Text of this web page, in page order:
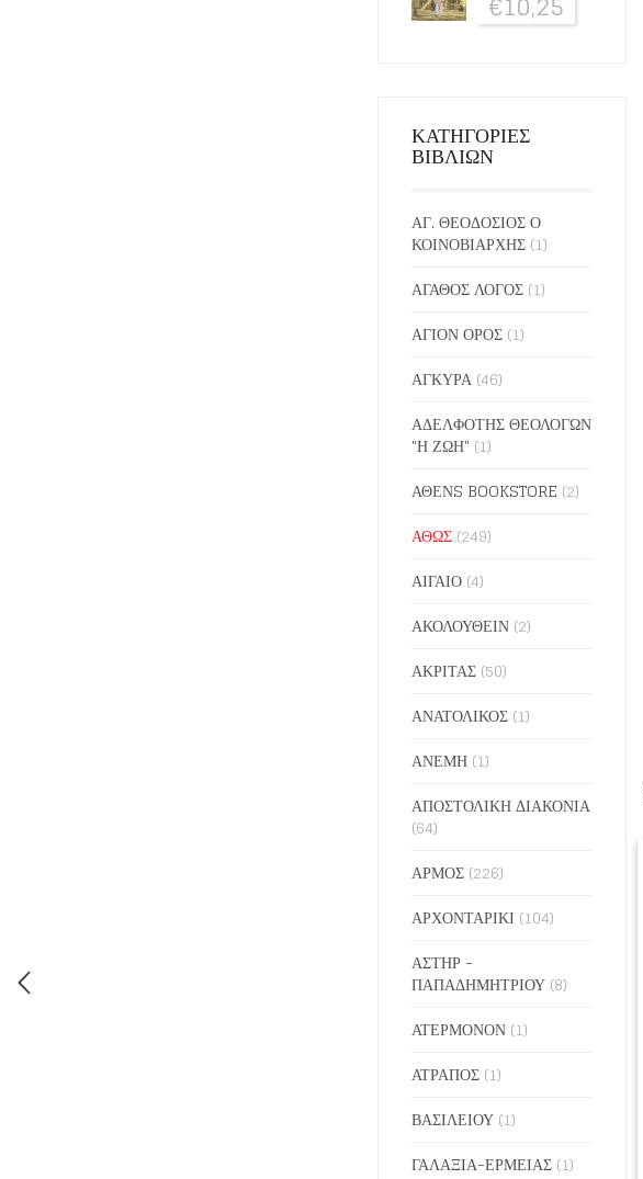
ΚΑΤΗΓΟΡΙΕΣ
ΒΙΒΛΙΩΝ
ΑΓ. ΘΕΟΔΟΣΙΟΣ Ο
ΚΟΙΝΟΒΙΑΡΧΗΣ (1)
ΑΓΑΘΟΣ ΛΟΓΟΣ (1)
ΑΓΙΟΝ ΟΡΟΣ (1)
ΑΓΚΥΡΑ (46)
ΑΔΕΛΦΟΤΗΣ ΘΕΟΛΟΓΩΝ
"Η ΖΩΗ" (1)
ΑΘΕΝS BOOKSTORE (2)
ΑΘΩΣ (249)
ΑΙΓΑΙΟ (4)
ΑΚΟΛΟΥΘΕΙΝ (2)
ΑΚΡΙΤΑΣ (50)
ΑΝΑΤΟΛΙΚΟΣ (1)
ΑΝΕΜΗ (1)
ΑΠΟΣΤΟΛΙΚΗ ΔΙΑΚΟΝΙΑ
(64)
ΑΡΜΟΣ (226)
ΑΡΧΟΝΤΑΡΙΚΙ (104)
ΑΣΤΗΡ -
ΠΑΠΑΔΗΜΗΤΡΙΟΥ (8)
ΑΤΕΡΜΟΝΟΝ (1)
ΑΤΡΑΠΟΣ (1)
ΒΑΣΙΛΕΙΟΥ (1)
ΓΑΛΑΞΙΑ-ΕΡΜΕΙΑΣ (1)